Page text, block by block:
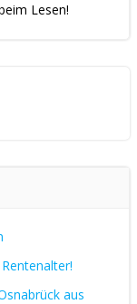
Lesen!
aus